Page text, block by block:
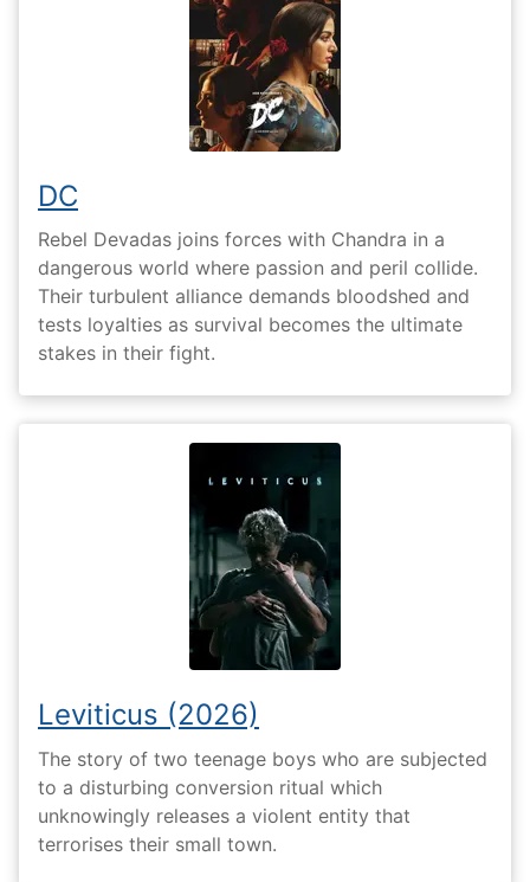
DC
Rebel Devadas joins forces with Chandra in a
dangerous world where passion and peril collide.
Their turbulent alliance demands bloodshed and
tests loyalties as survival becomes the ultimate
stakes in their fight.
Leviticus (2026)
The story of two teenage boys who are subjected
to a disturbing conversion ritual which
unknowingly releases a violent entity that
terrorises their small town.